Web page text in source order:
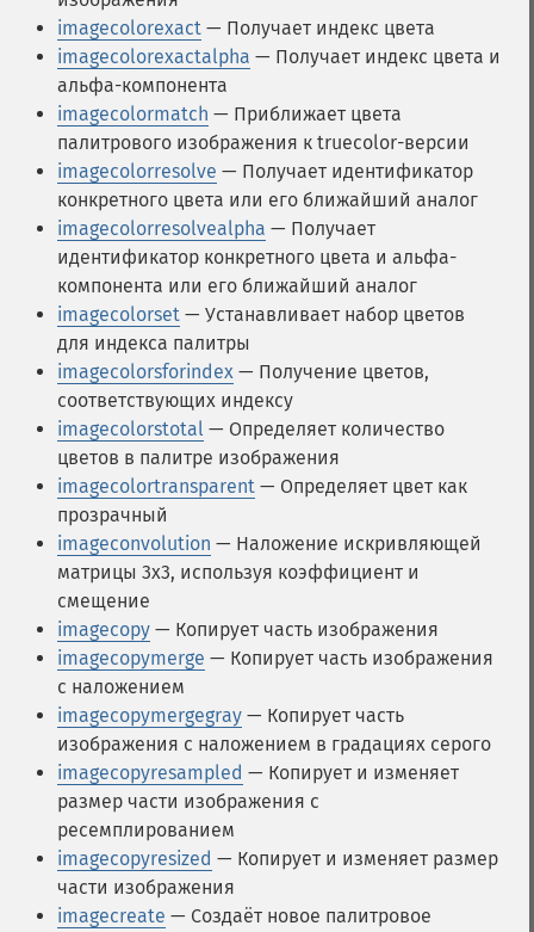
imagecolorexact — Получает индекс цвета
imagecolorexactalpha — Получает индекс цвета и
альфа-компонента
imagecolormatch — Приближает цвета
палитрового изображения к truecolor-версии
imagecolorresolve — Получает идентификатор
конкретного цвета или его ближайший аналог
imagecolorresolvealpha — Получает
идентификатор конкретного цвета и альфа-
компонента или его ближайший аналог
imagecolorset — Устанавливает набор цветов
для индекса палитры
imagecolorsforindex — Получение цветов,
соответствующих индексу
imagecolorstotal — Определяет количество
цветов в палитре изображения
imagecolortransparent — Определяет цвет как
прозрачный
imageconvolution — Наложение искривляющей
матрицы 3х3, используя коэффициент и
смещение
imagecopy — Копирует часть изображения
imagecopymerge — Копирует часть изображения
с наложением
imagecopymergegray — Копирует часть
изображения с наложением в градациях серого
imagecopyresampled — Копирует и изменяет
размер части изображения с
ресемплированием
imagecopyresized — Копирует и изменяет размер
части изображения
imagecreate — Создаёт новое палитровое